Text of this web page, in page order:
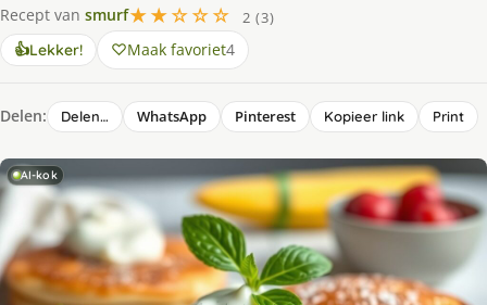
Recept van smurf★★☆☆☆
2 (3)
👍Lekker! Maak favoriet4
Delen: Delen… WhatsApp Pinterest Kopieer link Print
AI-kok